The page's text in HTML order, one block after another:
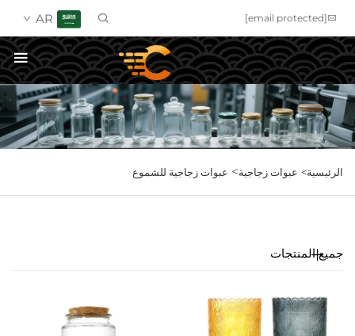
[email protected]
AR
احصل على عرض سعر
الرئيسية> عبوات زجاجية> عبوات زجاجية للشموع
جميع المنتجات